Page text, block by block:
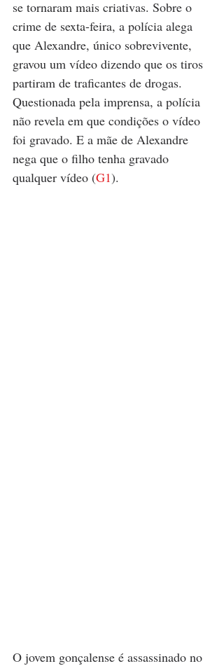
se tornaram mais criativas. Sobre o
crime de sexta-feira, a polícia alega
que Alexandre, único sobrevivente,
gravou um vídeo dizendo que os tiros
partiram de traficantes de drogas.
Questionada pela imprensa, a polícia
não revela em que condições o vídeo
foi gravado. E a mãe de Alexandre
nega que o filho tenha gravado
qualquer vídeo (G1).
O jovem gonçalense é assassinado no